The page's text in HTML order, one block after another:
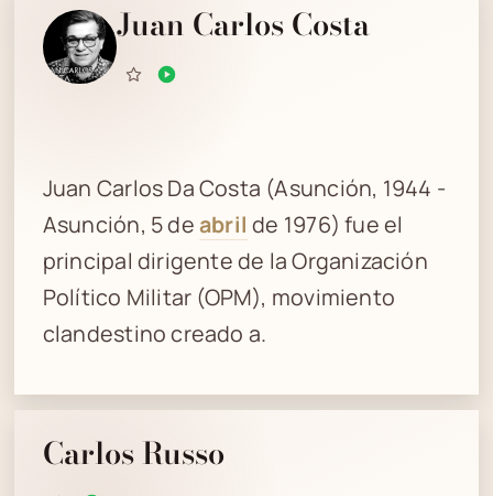
Juan Carlos Costa
Juan Carlos Da Costa (Asunción, 1944 -
Asunción, 5 de abril de 1976) fue el
principal dirigente de la Organización
Político Militar (OPM), movimiento
clandestino creado a.
Carlos Russo